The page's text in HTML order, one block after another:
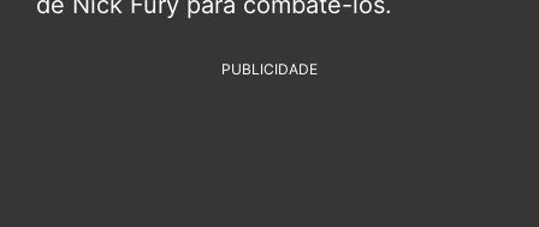
PUBLICIDADE